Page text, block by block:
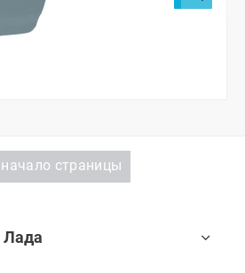
страницы
Лада